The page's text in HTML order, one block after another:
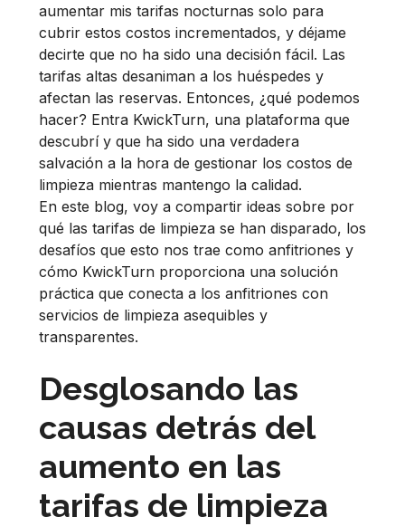
aumentar mis tarifas nocturnas solo para
cubrir estos costos incrementados, y déjame
decirte que no ha sido una decisión fácil. Las
tarifas altas desaniman a los huéspedes y
afectan las reservas. Entonces, ¿qué podemos
hacer? Entra KwickTurn, una plataforma que
descubrí y que ha sido una verdadera
salvación a la hora de gestionar los costos de
limpieza mientras mantengo la calidad.
En este blog, voy a compartir ideas sobre por
qué las tarifas de limpieza se han disparado, los
desafíos que esto nos trae como anfitriones y
cómo KwickTurn proporciona una solución
práctica que conecta a los anfitriones con
servicios de limpieza asequibles y
transparentes.
Desglosando las
causas detrás del
aumento en las
tarifas de limpieza